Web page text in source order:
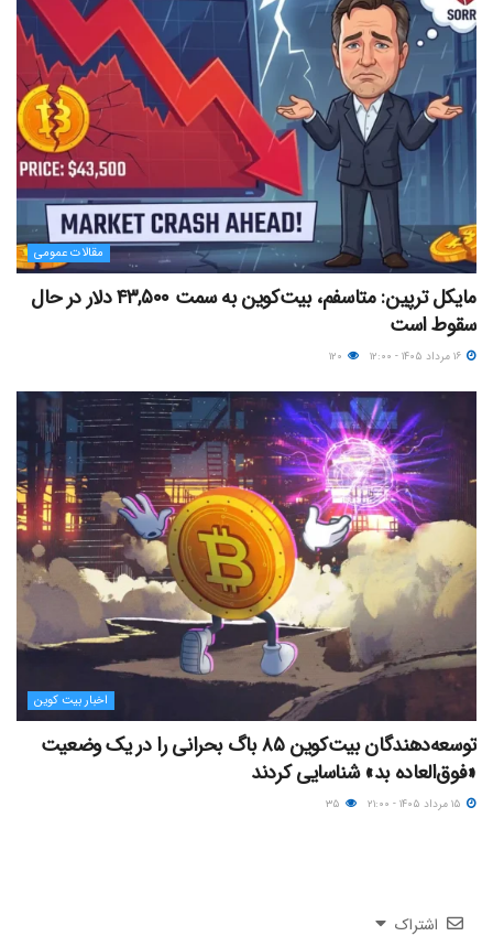
مقالات عمومی
مایکل ترپین: متاسفم، بیت‌کوین به سمت ۴۳,۵۰۰ دلار در حال
سقوط است
اخبار بیت کوین
توسعه‌دهندگان بیت‌کوین ۸۵ باگ بحرانی را در یک وضعیت
«فوق‌العاده بد» شناسایی کردند
اشتراک